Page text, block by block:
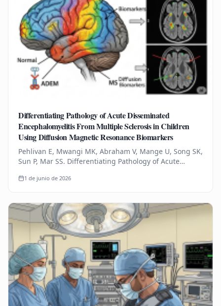
Differentiating Pathology of Acute Disseminated
Encephalomyelitis From Multiple Sclerosis in Children
Using Diffusion Magnetic Resonance Biomarkers
Pehlivan E, Mwangi MK, Abraham V, Mange U, Song SK,
Sun P, Mar SS. Differentiating Pathology of Acute
Sclerosis in Children Using…
1 de junio de 2026